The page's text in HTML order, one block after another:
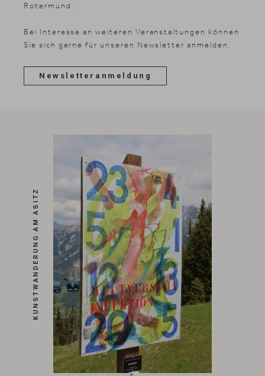
Rotermund.
Bei Interesse an weiteren Veranstaltungen können
Sie sich gerne für unseren Newsletter anmelden.
Newsletteranmeldung
KUNSTWANDERUNG AM ASITZ